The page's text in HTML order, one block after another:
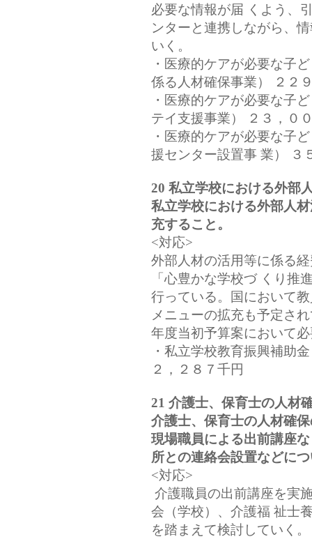
必要な情報が届 くよう、
ンターと連携しながら、
いく。
・医療的ケアが必要な子
係る人材確保事業） ２２
・医療的ケアが必要な子
テイ支援事業） ２３，０
・医療的ケアが必要な子
援センター設置事 業） ３
20 私立学校における外部
私立学校における外部人
充すること。
<対応>
外部人材の活用等に係る
「心豊かな学校づ くり推
行っている。国において
メニューの拡充も予定さ
年度当初予算案において
・私立学校教育振興補助
２，２８７千円
21 介護士、保育士の人材
介護士、保育士の人材確
現場職員による出前講座
所との連絡会設置などに
<対応>
介護職員の出前講座を実
会（学校）、介護福 祉士
を踏まえて検討していく。